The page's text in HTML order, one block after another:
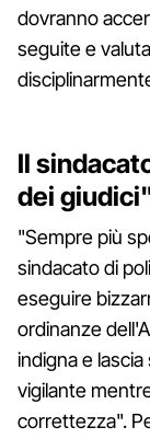
dovranno
seguite e
Il
dei
"Sempre più
sindacato di
eseguire
ordinanze
indigna e
vigilante
correttezza".